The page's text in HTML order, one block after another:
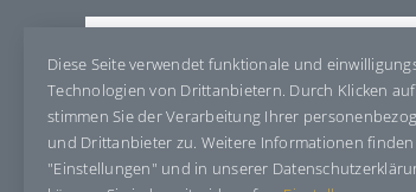
Share This Story,
Diese Seite verwendet funktionale und
Technologien von Drittanbietern. Durch Klicken
stimmen Sie der Verarbeitung Ihrer
und Drittanbieter zu. Weitere Informationen
"Einstellungen" und in unserer